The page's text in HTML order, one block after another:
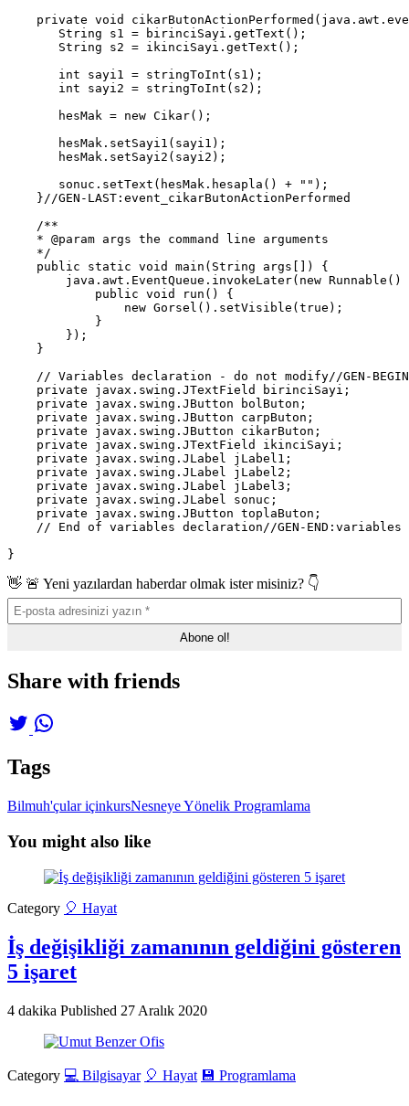
private void
       String s1 = birinciSayi.getText();
       String s2 = ikinciSayi.getText();
       int sayi1 = stringToInt(s1);
       int sayi2 = stringToInt(s2);
       hesMak = new Cikar();
       hesMak.setSayi1(sayi1);
       hesMak.setSayi2(sayi2);
       sonuc.setText(hesMak.hesapla() + "");
    }//GEN-LAST:event_cikarButonActionPerformed
    /**
    * @param args the command line arguments
    */
    public static void main(String args[]) {
java.awt.EventQueue.invokeLater(new Runnable()
            public void run() {
                new Gorsel().setVisible(true);
            }
        });
    }
// Variables declaration - do not modify//GEN-
    private javax.swing.JTextField birinciSayi;
    private javax.swing.JButton bolButon;
    private javax.swing.JButton carpButon;
    private javax.swing.JButton cikarButon;
    private javax.swing.JTextField ikinciSayi;
    private javax.swing.JLabel jLabel1;
    private javax.swing.JLabel jLabel2;
    private javax.swing.JLabel jLabel3;
    private javax.swing.JLabel sonuc;
    private javax.swing.JButton toplaButon;
    // End of variables declaration//GEN-END:variables
👋 🚨 Yeni yazılardan haberdar olmak ister misiniz? 👇
Share with friends
Tags
Bilmuh'çular içinkursNesneye Yönelik Programlama
You might also like
Category 🎈 Hayat
İş değişikliği zamanının geldiğini gösteren
5 işaret
4 dakika Published 27 Aralık 2020
Category 💻 Bilgisayar 🎈 Hayat 💾 Programlama